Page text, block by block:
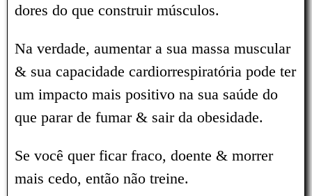
dores do que construir músculos.
Na verdade, aumentar a sua massa muscular
& sua capacidade cardiorrespiratória pode ter
um impacto mais positivo na sua saúde do
que parar de fumar & sair da obesidade.
Se você quer ficar fraco, doente & morrer
mais cedo, então não treine.